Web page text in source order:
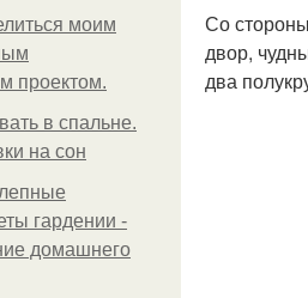
моим
проектом.
в спальне.
на сон
гардении -
домашнего
Со
двор,
два